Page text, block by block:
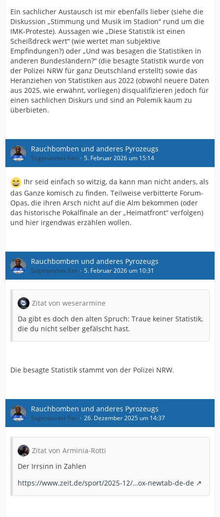
Ein sachlicher Austausch ist mir ebenfalls lieber (siehe die
Diskussion „Stimmung und Musik im Stadion“ rund um die
IMK-Proteste). Aussagen wie „Diese Statistik ist einen
Scheißdreck wert“ (wie wertet man subjektive
Empfindungen?) oder „Und was besagen die Statistiken in
anderen Bundesländern?“ (die besagte Statistik wurde von
der Polizei NRW für ganz Deutschland erstellt) sowie das
Heranziehen von Statistiken aus 2022 (obwohl neuere Daten
aus 2025, wie erwähnt, vorliegen) disqualifizieren jedoch für
einen sachlichen Diskurs und sind an Polemik kaum zu
überbieten.
Rauchbomben und anderes Pyrozeugs
Sogenannter Fan 5. Februar 2026 um 15:14
Ihr seid einfach so witzig, da kann man nicht anders, als
das Ganze komisch zu finden. Teilweise verbitterte Forum-
Opas, die ihren Arsch nicht auf die Alm bekommen (oder
das historische Pokalfinale an der „Heimatfront“ verfolgen)
und hier irgendwas erzählen wollen.
Rauchbomben und anderes Pyrozeugs
Sogenannter Fan 5. Februar 2026 um 10:31
Zitat von weserarmine
Da gibt es doch den alten Spruch: Traue keiner Statistik,
die du nicht selber gefälscht hast.
Die besagte Statistik stammt von der Polizei NRW.
Rauchbomben und anderes Pyrozeugs
Sogenannter Fan 26. Dezember 2025 um 14:37
Zitat von Arminia-Rotti
Der Irrsinn in Zahlen
https://www.zeit.de/sport/2025-12/…ox-newtab-de-de